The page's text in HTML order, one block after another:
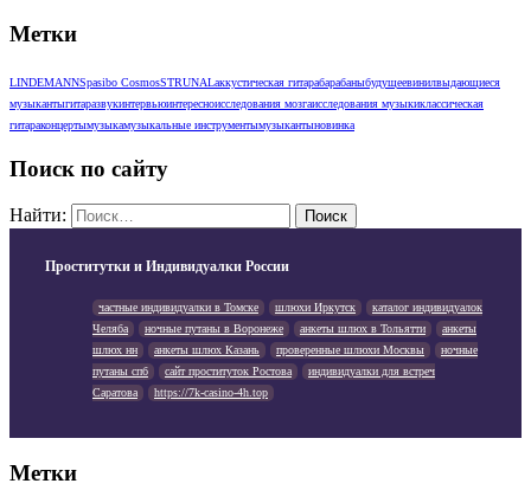
Метки
LINDEMANNSpasibo CosmosSTRUNALаккустическая гитарабарабаныбудущеевинилвыдающиеся
музыкантыгитаразвукинтервьюинтересноисследования мозгаисследования музыкиклассическая
гитараконцертымузыкамузыкальные инструментымузыкантыновинка
Поиск по сайту
Найти:
Проститутки и Индивидуалки России
частные индивидуалки в Томске шлюхи Иркутск
каталог индивидуалок
Челяба
ночные путаны в Воронеже анкеты шлюх в Тольятти
анкеты
шлюх нн
анкеты шлюх Казань проверенные шлюхи Москвы
ночные
путаны спб
сайт проституток Ростова
индивидуалки для встреч
Саратова
https://7k-casino-4h.top
Метки